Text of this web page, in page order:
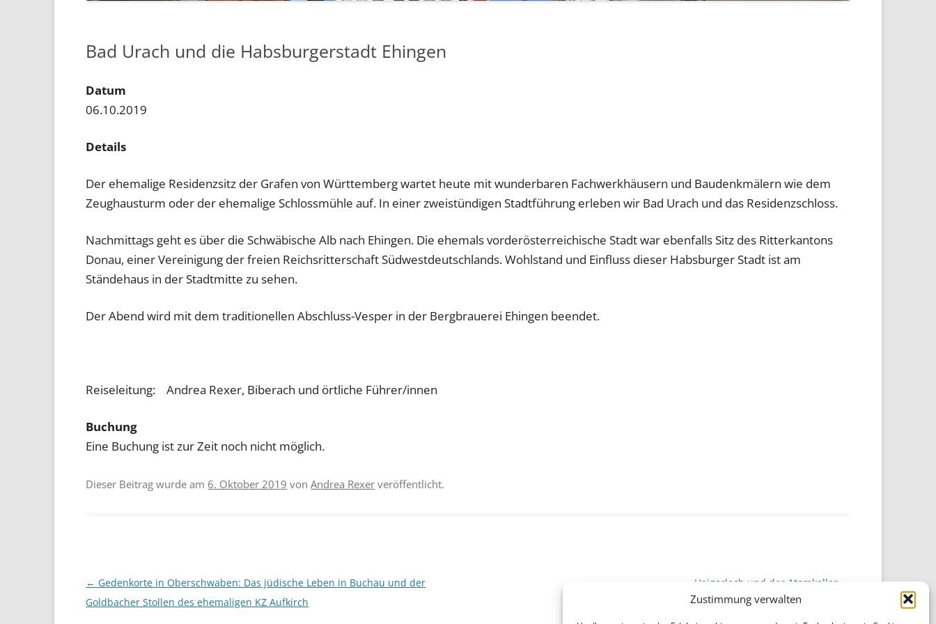
Zustimmung verwalten
Bad Urach und die Habsburgerstadt Ehingen
Datum
06.10.2019
Details
Der ehemalige Residenzsitz der Grafen von Württemberg wartet heute mit wunderbaren Fachwerkhäusern und Baudenkmälern wie dem
Zeughausturm oder der ehemalige Schlossmühle auf. In einer zweistündigen Stadtführung erleben wir Bad Urach und das Residenzschloss.
Nachmittags geht es über die Schwäbische Alb nach Ehingen. Die ehemals vorderösterreichische Stadt war ebenfalls Sitz des Ritterkantons
Donau, einer Vereinigung der freien Reichsritterschaft Südwestdeutschlands. Wohlstand und Einfluss dieser Habsburger Stadt ist am
Ständehaus in der Stadtmitte zu sehen.
Der Abend wird mit dem traditionellen Abschluss-Vesper in der Bergbrauerei Ehingen beendet.
Reiseleitung: Andrea Rexer, Biberach und örtliche Führer/innen
Buchung
Eine Buchung ist zur Zeit noch nicht möglich.
Dieser Beitrag wurde am 6. Oktober 2019 vonAndrea Rexer veröffentlicht.
Beitragsnavigation
← Gedenkorte in Oberschwaben: Das jüdische Leben in Buchau und der
Goldbacher Stollen des ehemaligen KZ Aufkirch
Haigerloch und der Atomkeller